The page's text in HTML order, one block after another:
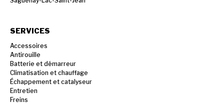
SERVICES
Accessoires
Antirouille
Batterie et démarreur
Climatisation et chauffage
Échappement et catalyseur
Entretien
Freins